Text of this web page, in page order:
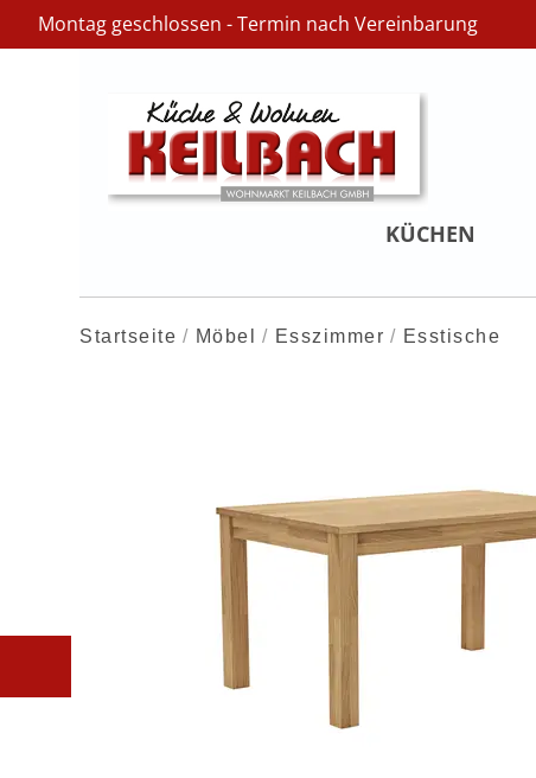
Montag geschlossen - Termin nach Vereinbarung
KÜCHEN
Startseite Möbel Esszimmer Esstische